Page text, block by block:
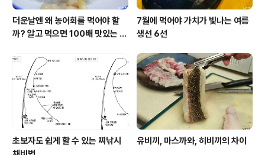
더운날엔 왜 농어회를 먹어야 할
까? 알고 먹으면 100배 맛있는 농
7월에 먹어야 가치가 빛나는 여름
생선 6선
초보자도 쉽게 할 수 있는 찌낚시
유비끼, 마스까와, 히비끼의 차이